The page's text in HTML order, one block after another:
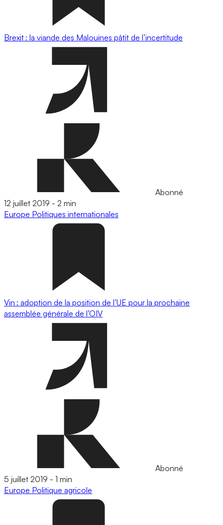
Brexit : la viande des Malouines pâtit de l’incertitude
Abonné
12 juillet 2019 - 2 min
Europe Politiques internationales
Vin : adoption de la position de l’UE pour la prochaine
assemblée générale de l’OIV
Abonné
5 juillet 2019 - 1 min
Europe Politique agricole